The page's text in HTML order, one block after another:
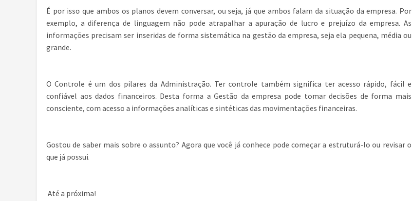
É por isso que ambos os planos devem conversar, ou seja, já que ambos falam da situação da empresa. Por
exemplo, a diferença de linguagem não pode atrapalhar a apuração de lucro e prejuízo da empresa. As
informações precisam ser inseridas de forma sistemática na gestão da empresa, seja ela pequena, média ou
grande.
O Controle é um dos pilares da Administração. Ter controle também significa ter acesso rápido, fácil e
confiável aos dados financeiros. Desta forma a Gestão da empresa pode tomar decisões de forma mais
consciente, com acesso a informações analíticas e sintéticas das movimentações financeiras.
Gostou de saber mais sobre o assunto? Agora que você já conhece pode começar a estruturá-lo ou revisar o
que já possui.
Até a próxima!